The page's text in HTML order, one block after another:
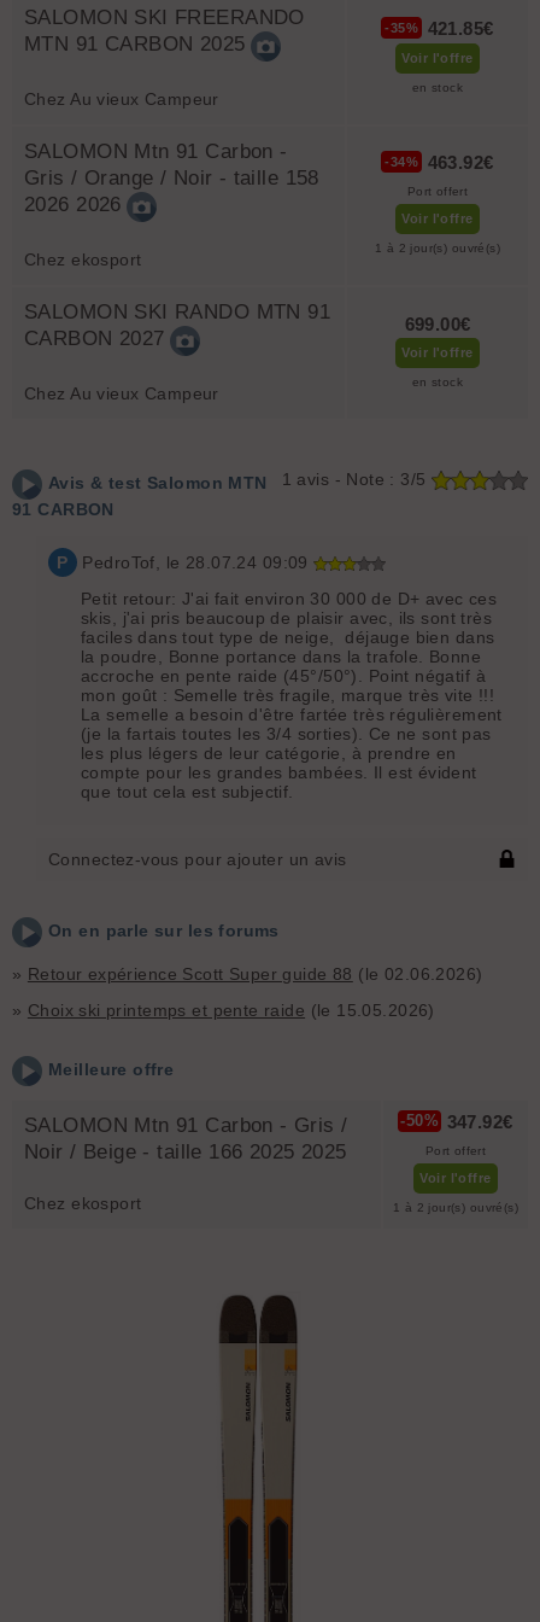
SALOMON SKI FREERANDO
MTN 91 CARBON 2025
Chez Au vieux Campeur
-35% 421.85€
Voir l'offre
en stock
SALOMON Mtn 91 Carbon -
Gris / Orange / Noir - taille 158
2026 2026
Chez ekosport
-34% 463.92€
Port offert
Voir l'offre
1 à 2 jour(s) ouvré(s)
SALOMON SKI RANDO MTN 91
CARBON 2027
Chez Au vieux Campeur
699.00€
Voir l'offre
en stock
1 avis - Note : 3/5
Avis & test Salomon MTN
91 CARBON
P PedroTof , le 28.07.24 09:09
Petit retour: J'ai fait environ 30 000 de D+ avec ces
skis, j'ai pris beaucoup de plaisir avec, ils sont très
faciles dans tout type de neige, déjauge bien dans
la poudre, Bonne portance dans la trafole. Bonne
accroche en pente raide (45°/50°). Point négatif à
mon goût : Semelle très fragile, marque très vite !!!
La semelle a besoin d'être fartée très régulièrement
(je la fartais toutes les 3/4 sorties). Ce ne sont pas
les plus légers de leur catégorie, à prendre en
compte pour les grandes bambées. Il est évident
que tout cela est subjectif.
Connectez-vous pour ajouter un avis
On en parle sur les forums
» Retour expérience Scott Super guide 88 (le 02.06.2026)
» Choix ski printemps et pente raide (le 15.05.2026)
Meilleure offre
SALOMON Mtn 91 Carbon - Gris /
Noir / Beige - taille 166 2025 2025
Chez ekosport
-50% 347.92€
Port offert
Voir l'offre
1 à 2 jour(s) ouvré(s)